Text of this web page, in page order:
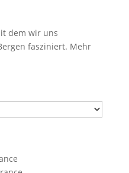
dem wir uns
fasziniert. Mehr